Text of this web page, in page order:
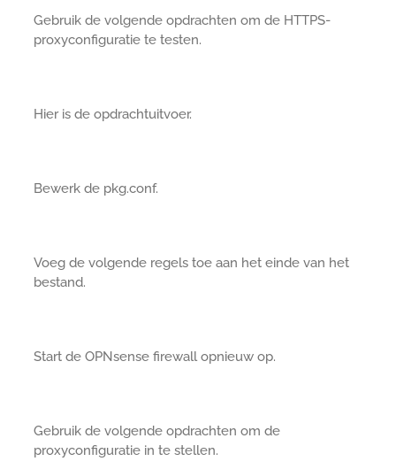
Gebruik de volgende opdrachten om de HTTPS-
proxyconfiguratie te testen.
Hier is de opdrachtuitvoer.
Bewerk de pkg.conf.
Voeg de volgende regels toe aan het einde van het
bestand.
Start de OPNsense firewall opnieuw op.
Gebruik de volgende opdrachten om de
proxyconfiguratie in te stellen.